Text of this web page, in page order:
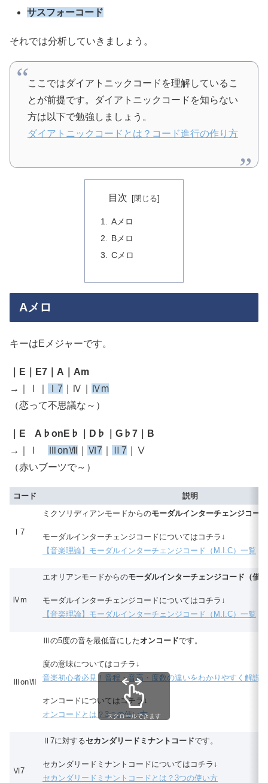
サスフォーコード
それでは分析していきましょう。
ここではダイアトニックコードを理解しているこ
とが前提です。ダイアトニックコードを知らない
方は以下で勉強しましょう。
ダイアトニックコードとは？コード進行の作り方
目次
Aメロ
Bメロ
Cメロ
Aメロ
キーはEメジャーです。
｜E｜E7｜A｜Am
→｜Ⅰ｜
Ⅰ7 ｜Ⅳ｜
Ⅳm
（恋って不思議な～）
｜E A♭onE♭｜D♭｜G♭7｜B
→｜Ⅰ
ⅢonⅦ Ⅵ7 Ⅱ7 ｜Ⅴ
（赤いブーツで～）
コード 説明
Ⅰ7
ミクソリディアンモードからのモーダルインターチェンジコー
モーダルインターチェンジコードについてはコチラ↓
【音楽理論】モーダルインターチェンジコード（M.I.C）一覧
Ⅳm
エオリアンモードからのモーダルインターチェンジコード（借
モーダルインターチェンジコードについてはコチラ↓
【音楽理論】モーダルインターチェンジコード（M.I.C）一覧
ⅢonⅦ
Ⅲの5度の音を最低音にしたオンコードです。
度の意味についてはコチラ↓
音楽初心者必見！音程・音高・度数の違いをわかりやすく解説
オンコードについてはコチラ↓
オンコードとは？3つの使い方
Ⅵ7
Ⅱ7に対するセカンダリードミナントコードです。
セカンダリードミナントコードについてはコチラ↓
セカンダリードミナントコードとは？3つの使い方
スクロールできます